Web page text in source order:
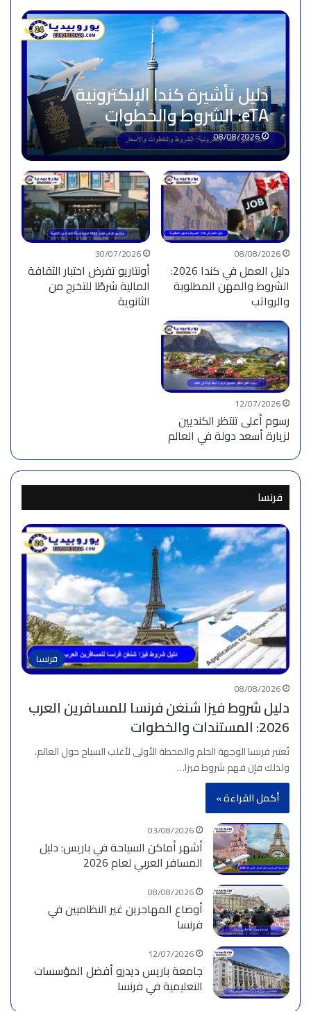
دليل تأشيرة كندا الإلكترونية
eTA: الشروط والخطوات
والأسعار
08/08/2026
08/08/2026
دليل العمل في كندا 2026:
الشروط والمهن المطلوبة
والرواتب
30/07/2026
أونتاريو تفرض اختبار الثقافة
المالية شرطًا للتخرج من
الثانوية
12/07/2026
رسوم أعلى تنتظر الكنديين
لزيارة أسعد دولة في العالم
فرنسا
فرنسا
08/08/2026
دليل شروط فيزا شنغن فرنسا للمسافرين العرب
2026: المستندات والخطوات
تُعتبر فرنسا الوجهة الحلم والمحطة الأولى لأغلب السياح حول العالم،
ولذلك فإن فهم شروط فيزا…
أكمل القراءة »
03/08/2026
أشهر أماكن السياحة في باريس: دليل
المسافر العربي لعام 2026
08/08/2026
أوضاع المهاجرين غير النظاميين في
فرنسا
12/07/2026
جامعة باريس ديدرو أفضل المؤسسات
التعليمية في فرنسا